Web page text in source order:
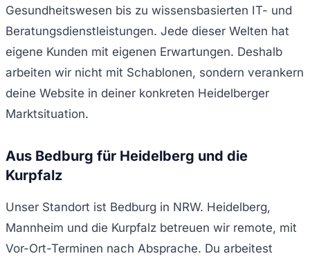
Gesundheitswesen bis zu wissensbasierten IT- und
Beratungsdienstleistungen. Jede dieser Welten hat
eigene Kunden mit eigenen Erwartungen. Deshalb
arbeiten wir nicht mit Schablonen, sondern verankern
deine Website in deiner konkreten Heidelberger
Marktsituation.
Aus Bedburg für Heidelberg und die
Kurpfalz
Unser Standort ist Bedburg in NRW. Heidelberg,
Mannheim und die Kurpfalz betreuen wir remote, mit
Vor-Ort-Terminen nach Absprache. Du arbeitest